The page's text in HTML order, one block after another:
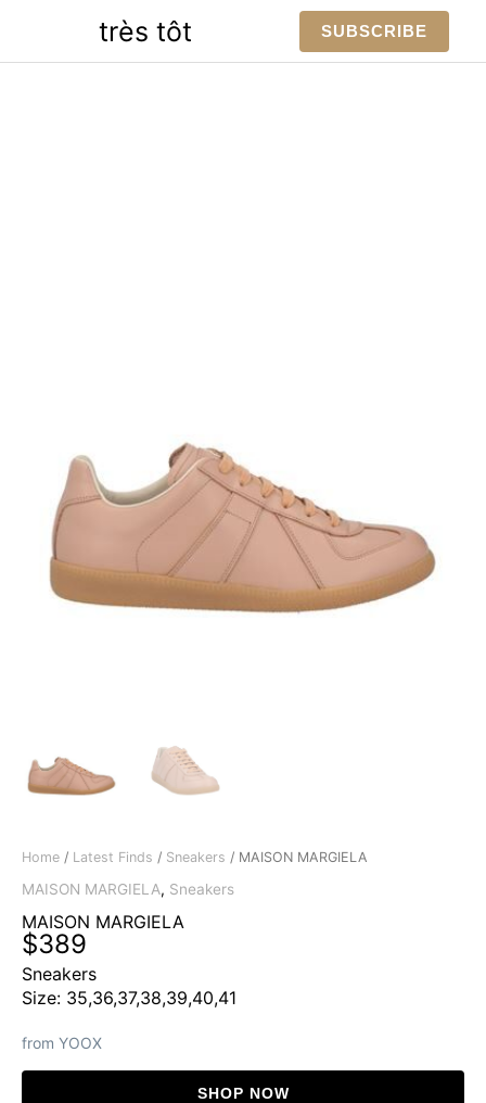
content
très tôt SUBSCRIBE
Home / Latest Finds / Sneakers / MAISON MARGIELA
MAISON MARGIELA, Sneakers
MAISON MARGIELA
$389
Sneakers
Size: 35,36,37,38,39,40,41
from YOOX
SHOP NOW